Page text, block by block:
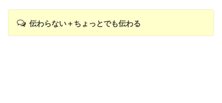
伝わらない＋ちょっとでも伝わる